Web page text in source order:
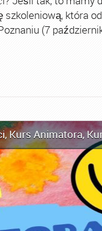
która
(7
,Kurs Animatora,